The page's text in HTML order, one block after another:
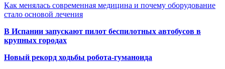
Как менялась современная медицина и почему оборудование
стало основой лечения
В Испании запускают пилот беспилотных автобусов в
крупных городах
Новый рекорд ходьбы робота-гуманоида